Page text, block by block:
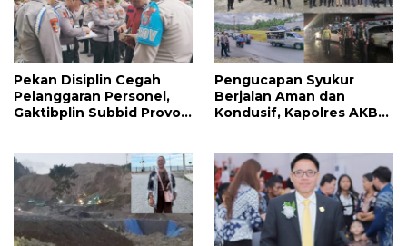
Pekan Disiplin Cegah
Pelanggaran Personel,
Gaktibplin Subbid Provos
Pengucapan Syukur
Berjalan Aman dan
Kondusif, Kapolres AKBP
Mitra